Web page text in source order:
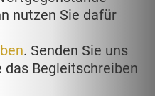
nutzen Sie dafür
. Senden Sie uns
das Begleitschreiben